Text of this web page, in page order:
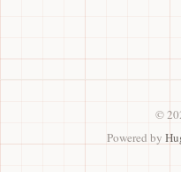
©
Powered by